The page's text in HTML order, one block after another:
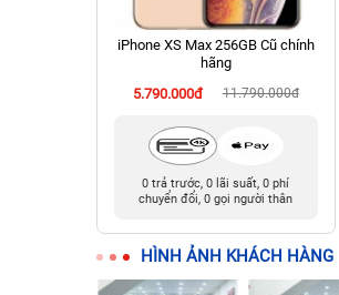
iPhone XS Max 256GB Cũ chính
hãng
5.790.000đ
11.790.000đ
0 trả trước, 0 lãi suất, 0 phí
chuyển đổi, 0 gọi người thân
HÌNH ẢNH KHÁCH HÀNG